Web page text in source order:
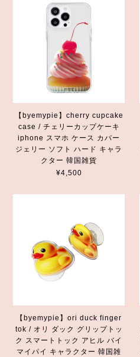
【byemypie】cherry cupcake
case / チェリーカップケーキ
iphone スマホ ケース カバー
ジェリー ソフト ハード キャラ
クター 韓国雑貨
¥4,500
【byemypie】ori duck finger
tok / オリ ダック グリップトッ
ク スマートトック アヒル バイ
マイパイ キャラクター 韓国雑